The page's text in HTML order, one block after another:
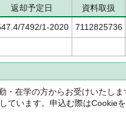
返却予定日
資料取扱
7492/1-2020
7112825736
・在学の方からお受けいたしま
ています。申込む際はCookie